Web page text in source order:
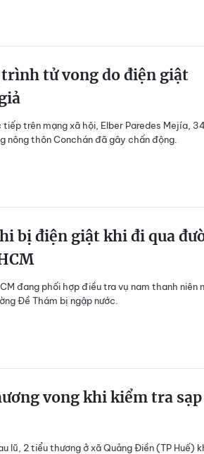
tử vong do điện giật
trên mạng xã hội, Elber Paredes Mejía,
nông thôn Conchán đã gây chấn động.
bị điện giật khi đi qua
đang phối hợp điều tra vụ nam thanh niên
Đề Thám bị ngập nước.
vong khi kiểm tra sạp
lũ, 2 tiểu thương ở xã Quảng Điền (TP Huế)